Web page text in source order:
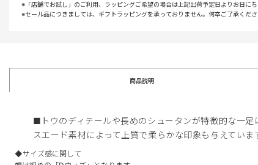
※「店舗でお試し」のご利用、ラッピングご希望の場合は上記出荷予定日よりお日にち
※セール品につきましては、ギフトラッピングを承っておりません。何卒ご了承くださ
商品説明
■トウのディテールや長めのシュータンが特徴的な一足
スエード素材によって上質で柔らかな印象も与えていま
◆サイズ感に関して